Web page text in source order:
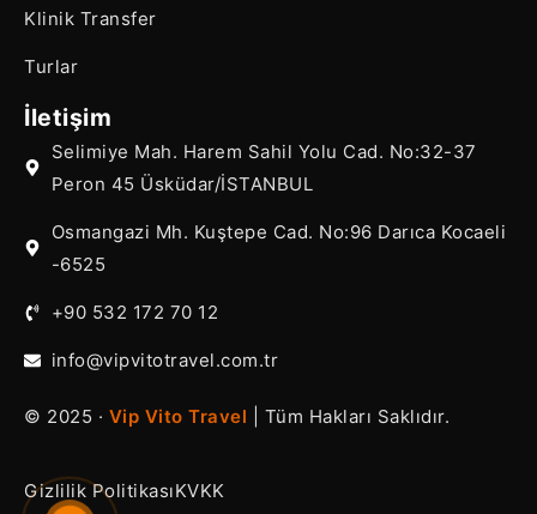
Klinik Transfer
Turlar
İletişim
Selimiye Mah. Harem Sahil Yolu Cad. No:32-37
Peron 45 Üsküdar/İSTANBUL
Osmangazi Mh. Kuştepe Cad. No:96 Darıca Kocaeli
-6525
+90 532 172 70 12
info@vipvitotravel.com.tr
© 2025 · Vip Vito Travel | Tüm Hakları Saklıdır.
Gizlilik PolitikasıKVKK